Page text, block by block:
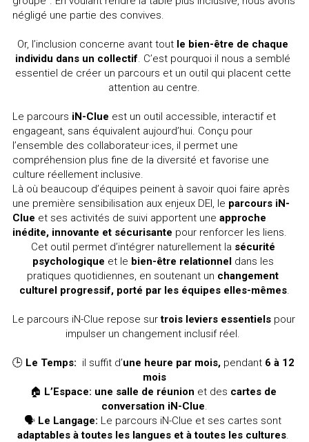
négligé une partie des convives.
Or, l’inclusion concerne avant tout le bien-être de chaque
individu dans un collectif. C’est pourquoi il nous a semblé
essentiel de créer un parcours et un outil qui placent cette
attention au centre.
Le parcours iN-Clue est un outil accessible, interactif et
engageant, sans équivalent aujourd’hui. Conçu pour
l’ensemble des collaborateur·ices, il permet une
compréhension plus fine de la diversité et favorise une
culture réellement inclusive.
Là où beaucoup d’équipes peinent à savoir quoi faire après
une première sensibilisation aux enjeux DEI, le parcours iN-
Clue et ses activités de suivi apportent une approche
inédite, innovante et sécurisante pour renforcer les liens.
Cet outil permet d’intégrer naturellement la sécurité
psychologique et le bien-être relationnel dans les
pratiques quotidiennes, en soutenant un changement
culturel progressif, porté par les équipes elles-mêmes.
Le parcours iN-Clue repose sur trois leviers essentiels pour
impulser un changement inclusif réel.
🕒 Le Temps: il suffit d’une heure par mois, pendant 6 à 12
mois
🏠 L’Espace: une salle de réunion et des cartes de
conversation iN-Clue.
🗣️ Le Langage:
adaptables à toutes les langues et à toutes les cultures.